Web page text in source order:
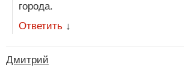
города.
Ответить ↓
Дмитрий